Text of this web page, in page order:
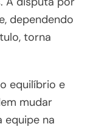
dependendo
torna
equilíbrio e
mudar
equipe na